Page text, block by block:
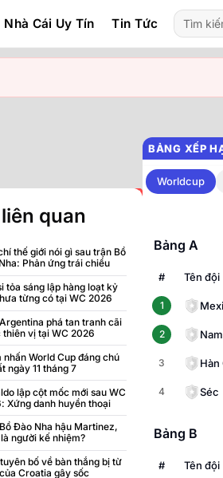
Nhà Cái Uy Tín Tin Tức
quan
thế giới nói gì sau trận Bồ
Phản ứng trái chiều
tỏa sáng lập hàng loạt kỷ
từng có tại WC 2026
phá tan tranh cãi
thiên vị tại WC 2026
nhấn World Cup đáng chú
ngày 11 tháng 7
lập cột mốc mới sau WC
Xứng danh huyền thoại
Đào Nha hậu Martinez,
người kế nhiệm?
tuyên bố về bàn thắng bị từ
Croatia gây sốc
BẢNG XẾP
Worldcup
Bảng A
# Tên đội
1
2
3 Hàn
4 Séc
Bảng B
# Tên đội